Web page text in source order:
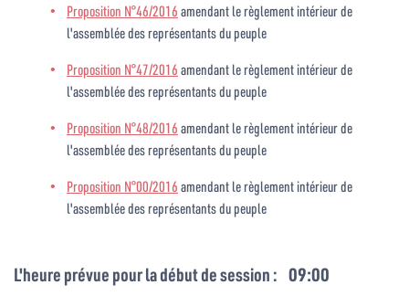
Proposition N°46/2016amendant le règlement intérieur de
l'assemblée des représentants du peuple
Proposition N°47/2016amendant le règlement intérieur de
l'assemblée des représentants du peuple
Proposition N°48/2016amendant le règlement intérieur de
l'assemblée des représentants du peuple
Proposition N°00/2016amendant le règlement intérieur de
l'assemblée des représentants du peuple
L'heure prévue pour la début de session : 09:00